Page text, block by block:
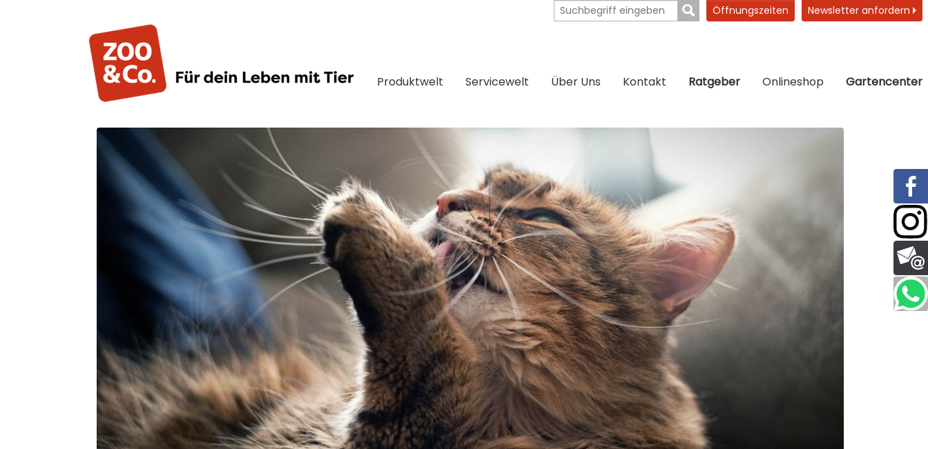
Öffnungszeiten Newsletter anfordern
Produktwelt Servicewelt Über Uns Kontakt Ratgeber Onlineshop Gartencenter